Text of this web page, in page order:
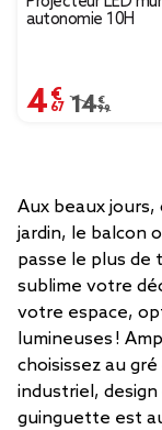
autonomie 10H
4,67 €
Prix remisé
14,99 €
Aux beaux
jardin, le balcon
passe le plus de
sublime votre
votre espace,
lumineuses !
choisissez au
industriel, design
guinguette est